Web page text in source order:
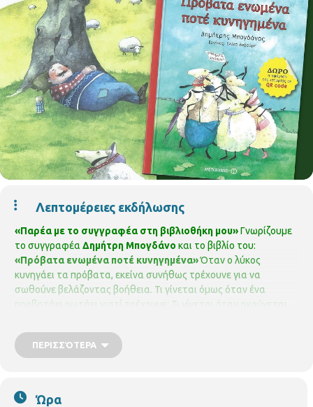
Λεπτομέρειες εκδήλωσης
«Παρέα με το συγγραφέα στη βιβλιοθήκη μου»Γνωρίζουμε
το συγγραφέα Δημήτρη Μπογδάνο και το βιβλίο του:
«Πρόβατα ενωμένα ποτέ κυνηγημένα»Όταν ο λύκος
κυνηγάει τα πρόβατα, εκείνα συνήθως τρέχουνε για να
σωθούνε βελάζοντας βοήθεια. Τι γίνεται όμως όταν ένα
προβατάκι ρωτάει γιατί τρέχουμε; Τι γίνεται όταν ακούγεται
πραγματοποιείται σε συνεργασία με τις εκδόσεις «Μεταίχμιο»
Για παιδιά από 4-6 ετών
ΠΕΡΙΣΣΌΤΕΡΑ
Ώρα